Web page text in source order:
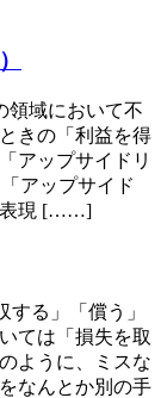
領域において不
きの「利益を得
アップサイドリ
アップサイド
表現 [……]
する」「償う」
ては「損失を取
ように、ミスな
なんとか別の手